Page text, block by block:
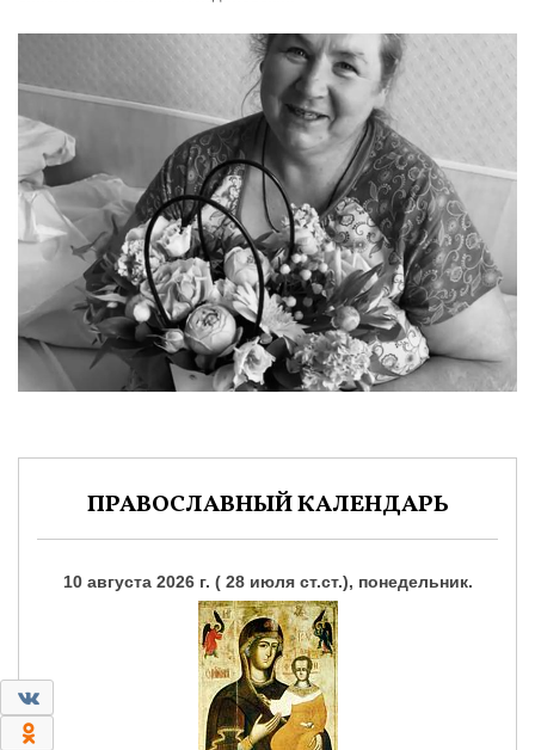
ПРАВОСЛАВНЫЙ КАЛЕНДАРЬ
10 августа 2026 г. ( 28 июля ст.ст.), понедельник.